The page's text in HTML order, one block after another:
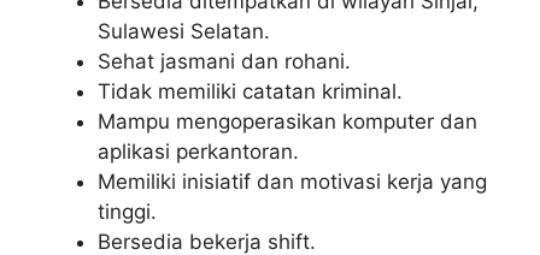
Sulawesi Selatan.
Sehat jasmani dan rohani.
Tidak memiliki catatan kriminal.
Mampu mengoperasikan komputer dan
aplikasi perkantoran.
Memiliki inisiatif dan motivasi kerja yang
tinggi.
Bersedia bekerja shift.